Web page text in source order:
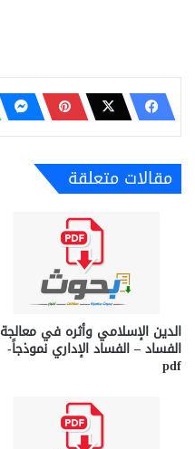
مقالات متعلقة
الدين الإسلامي وأثره في معالجة
الفساد – الفساد الإداري نموذجاً-
pdf